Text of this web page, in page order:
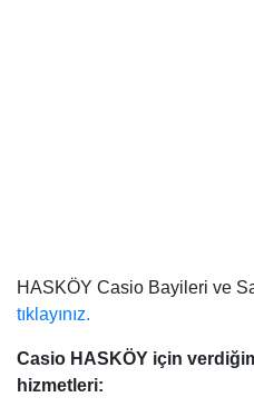
HASKÖY Casio Bayileri ve
tıklayınız.
Casio HASKÖY için
hizmetleri: